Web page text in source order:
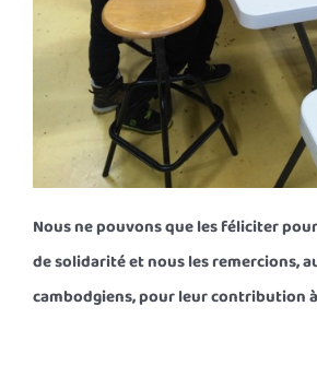
Nous ne pouvons que les féliciter
de solidarité et nous les remercions,
cambodgiens, pour leur contribution